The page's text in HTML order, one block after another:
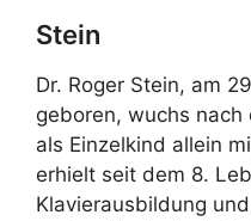
Stein
Dr. Roger Stein, am
geboren, wuchs nach
als Einzelkind allein
erhielt seit dem 8.
Klavierausbildung